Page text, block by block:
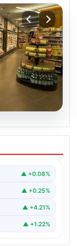
▲ +0.08%
▲ +0.25%
▲ +4.21%
▲ +1.22%